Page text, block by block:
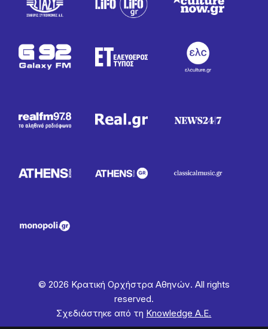
© 2026 Κρατική Ορχήστρα Αθηνών. All rights
reserved.
Σχεδιάστηκε από τη Knowledge Α.Ε.